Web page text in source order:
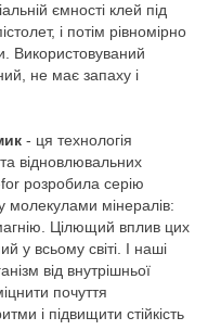
ємності клей під
і потім рівномірно
Використовуваний
не має запаху і
- ця технологія
відновлювальних
розробила серію
молекулами мінералів:
Цілющий вплив цих
у всьому світі. І наші
від внутрішньої
почуття
і підвищити стійкість